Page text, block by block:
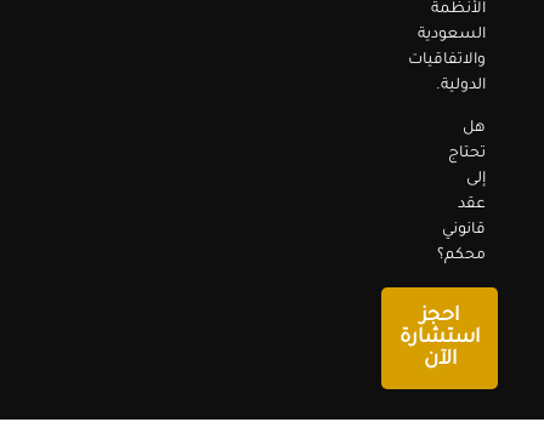
الأنظمة
السعودية
والاتفاقيات
الدولية.
هل
تحتاج
إلى
عقد
قانوني
محكم؟
احجز
استشارة
الآن